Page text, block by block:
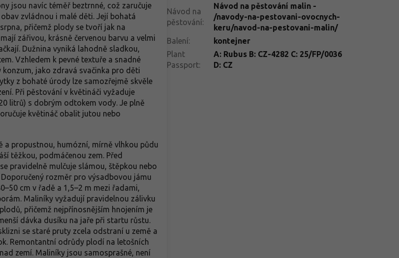
jsou navíc téměř beztrnné, což zaručuje
zvládnou i malé děti. Její bohatá
přičemž plody se tvoří jak na
zářivou, krásně červenou barvu a velmi
Dužnina vyniká lahodně sladkou,
Vzhledem k pevné textuře a snadné
jako zdravá svačinka pro děti
z bohaté úrody lze samozřejmě skvěle
Při pěstování v květináči vyžaduje
litrů) s dobrým odtokem vody. Je plně
květináč obalit jutou nebo
a propustnou, humózní, mírně vlhkou půdu
těžkou, podmáčenou zem. Před
pravidelně mulčuje slámou, štěpkou nebo
rozměr pro výsadbovou jámu
cm v řadě a 1,5–2 m mezi řadami,
Maliníky vyžadují pravidelnou zálivku
přičemž nejpřínosnějším hnojením je
dávka dusíku na jaře při startu růstu.
se staré pruty zcela odstraní u země a
Remontantní odrůdy plodí na letošních
zemí. Maliníky jsou samosprašné, není
Návod na
pěstování:
Návod na pěstování malin -
/navody-na-pestovani-ovocnych-
keru/navod-na-pestovani-malin/
Balení:
kontejner
Plant
Passport:
A: Rubus B: CZ-4282 C: 25/FP/0036
D: CZ